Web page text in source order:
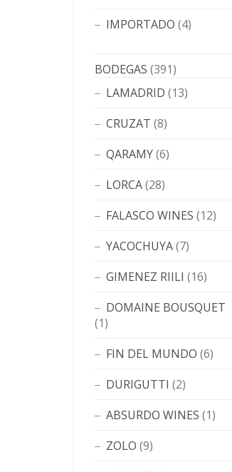
IMPORTADO (4)
BODEGAS (391)
LAMADRID (13)
CRUZAT (8)
QARAMY(6)
LORCA(28)
FALASCO WINES (12)
YACOCHUYA(7)
GIMENEZ RIILI (16)
DOMAINE BOUSQUET
(1)
FIN DEL MUNDO (6)
DURIGUTTI (2)
ABSURDO WINES (1)
ZOLO (9)